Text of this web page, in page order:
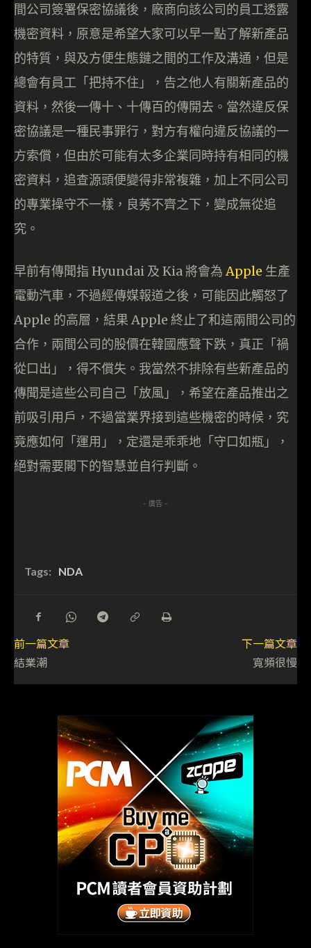
間公司簽署保密協議後，廠商向該公司的員工透露
機密資料，原意是希望大家可以早一點了解新產品
的特質，與及方便生態鏈之間的工作及溝通，但是
總會有員工「把持不住」，告之他人有關新產品的
資料，然後一傳十、十傳百的傳開去。當然違反保
密協議是一種民事罪行，對方有權向違反協議的一
方索償，但由於可能有太多企業同時持有相同的機
密資料，追查源頭便變得非常複雜，加上不同公司
的專業操守不一樣，良莠不齊之下，變成無從追
究。
早前有傳聞指 Hyundai 及 Kia 將會為Apple 生產
電動汽車，不過經傳媒報道之後，可能因此觸怒了
Apple 的高層，結果 Apple 終止了和這兩間公司的
合作，兩間公司的股價在韓國應聲下跌，真正「禍
從口出」，得不償失。我當然不排除有些新產品的
傳聞是這些公司自己「放風」，希望在產品推出之
前吸引用戶，不過當業界接到這些機密的時候，究
竟應如何「運用」，定還是乖乖地「守口如瓶」，
絕對需要閣下的智慧並自行判斷。
- 廣告 -
Tags: NDA
前一篇文章
結業潮
下一篇文章
寬頻很慢